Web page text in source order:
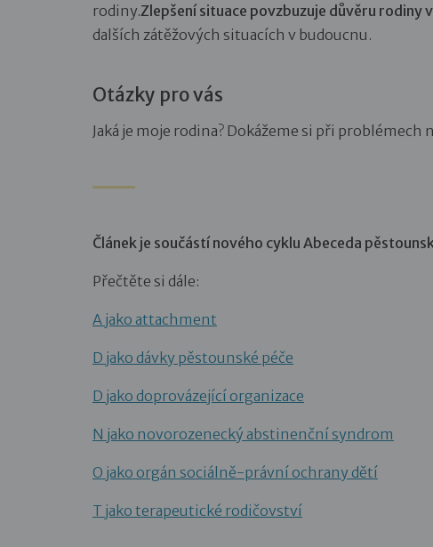
rodiny.Zlepšení situace povzbuzuje důvěru rodiny
dalších zátěžových situacích v budoucnu.
Otázky pro vás
Jaká je moje rodina? Dokážeme si při problémech
Článek je součástí nového cyklu Abeceda
Přečtěte si dále:
A jako attachment
D jako dávky pěstounské péče
D jako doprovázející organizace
N jako novorozenecký abstinenční syndrom
O jako orgán sociálně-právní ochrany dětí
T jako terapeutické rodičovství